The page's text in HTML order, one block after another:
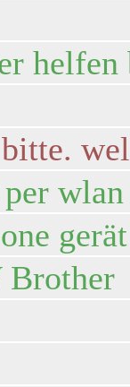
helfen
wlan
gerät
Brother